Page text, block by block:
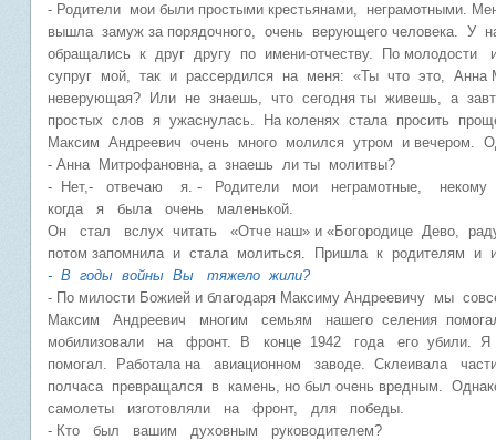
- Родители мои были простыми крестьянами, неграмотными.
вышла замуж за порядочного, очень верующего человека.
обращались к друг другу по имени-отчеству. По
супруг мой, так и рассердился на меня: «Ты что это, Анна
неверующая? Или не знаешь, что сегодня ты живешь, а
простых слов я ужаснулась. На коленях стала просить
Максим Андреевич очень много молился утром и вечером.
- Анна Митрофановна, а знаешь ли ты молитвы?
- Нет,- отвечаю я. - Родители мои неграмотные,
когда я была очень маленькой.
Он стал вслух читать «Отче наш» и «Богородице Дево,
потом запомнила и стала молиться. Пришла к родителям и
- В годы войны Вы тяжело жили?
- По милости Божией и благодаря Максиму Андреевичу мы
Максим Андреевич многим семьям нашего селения
мобилизовали на фронт. В конце 1942 года его убили. Я
помогал. Работала на авиационном заводе. Склеивала
полчаса превращался в камень, но был очень вредным.
самолеты изготовляли на фронт, для победы.
- Кто был вашим духовным руководителем?